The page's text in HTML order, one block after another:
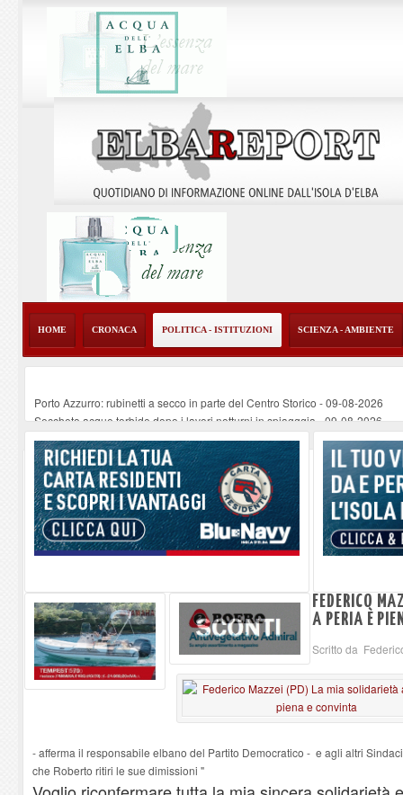
HOME CRONACA POLITICA - ISTITUZIONI SCIENZA - AMBIENTE
Porto Azzurro: rubinetti a secco in parte del Centro Storico -09-08-2026
Seccheto acque torbide dopo i lavori notturni in spiagggia-09-08-2026
Se ccheto acque torbide dopo i lavori notturni in spiaggia
09-08-2026
Se ccheto acque torbide dopo i lavori notturni in spiaggia
09-08-2026
Se ccheto acque torbide dopo i lavori notturni in spiaggia
09-08-2026
FEDERICO
A PERIA È
Scritto da
- afferma il responsabile elbano del Partito Democratico - e agli altri
che Roberto ritiri le sue dimissioni "